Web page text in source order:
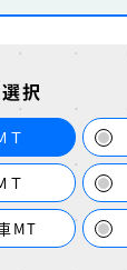
択
Ｔ
Ｔ
MT